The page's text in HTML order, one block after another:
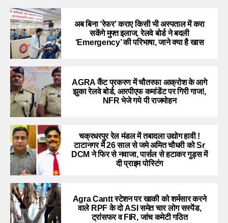
अब बिना ‘रेफर’ कराए किसी भी अस्पताल में करा
सकेंगे मुफ्त इलाज, रेलवे बोर्ड ने बदली
‘Emergency’ की परिभाषा, जाने क्या है खास
AGRA कैंट प्रकरण में चौतरफा आक्रोश के आगे
झुका रेलवे बोर्ड, आरपीएफ कमांडेंट पर गिरी गाज!,
NFR भेजे गये पी राजमोहन
चक्रधरपुर रेल मंडल में तबादला उद्योग हावी !
टाटानगर में 26 साल से जमे अमित चौधरी को Sr
DCM ने फिर से नवाजा, पार्सल से हटाकर गुड्स में
दी प्राइम पोस्टिंग
Agra Cantt स्टेशन पर खाकी को शर्मसार करने
वाले RPF के दो ASI समेत चार लोग सस्पेंड,
ट्रांसफर व FIR, जांच कमेटी गठित